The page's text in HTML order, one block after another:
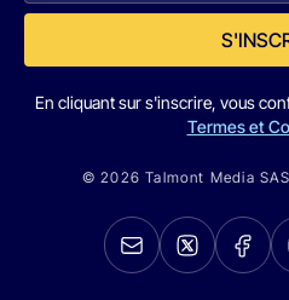
En cliquant sur s'inscrire, vous
Termes et
© 2026 Talmont Media